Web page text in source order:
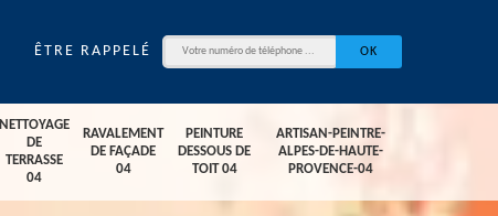
ÊTRE RAPPELÉ
NETTOYAGE
DE
TERRASSE
04
RAVALEMENT
DE FAÇADE
04
PEINTURE
DESSOUS DE
TOIT 04
ARTISAN-PEINTRE-
ALPES-DE-HAUTE-
PROVENCE-04